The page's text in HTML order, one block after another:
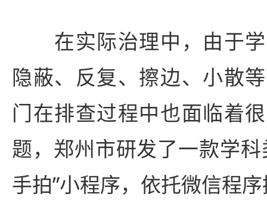
在实际治理中，由于学
隐蔽、反复、擦边、小散
门在排查过程中也面临着
题，郑州市研发了一款学
手拍”小程序，依托微信程